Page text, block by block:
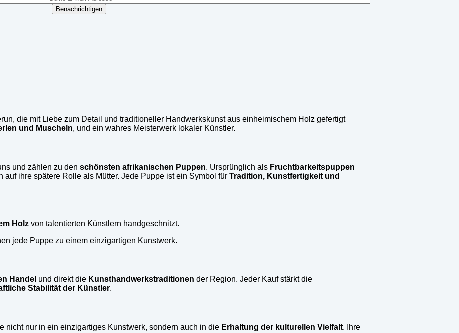
Benachrichtigen
die mit Liebe zum Detail und traditioneller Handwerkskunst aus einheimischem Holz gefertigt
und Muscheln, und ein wahres Meisterwerk lokaler Künstler.
und zählen zu den schönsten afrikanischen Puppen. Ursprünglich als Fruchtbarkeitspuppen
ihre spätere Rolle als Mütter. Jede Puppe ist ein Symbol für Tradition, Kunstfertigkeit und
Holz von talentierten Künstlern handgeschnitzt.
jede Puppe zu einem einzigartigen Kunstwerk.
Handel und direkt die Kunsthandwerkstraditionen der Region. Jeder Kauf stärkt die
Stabilität der Künstler.
nicht nur in ein einzigartiges Kunstwerk, sondern auch in die Erhaltung der kulturellen Vielfalt. Ihre